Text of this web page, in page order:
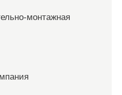
монтажная